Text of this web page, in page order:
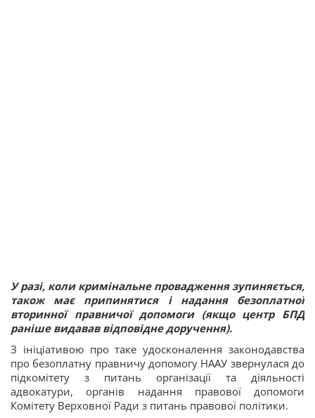
У разі, коли кримінальне провадження зупиняється,
також має припинятися і надання безоплатної
вторинної правничої допомоги (якщо центр БПД
раніше видавав відповідне доручення).
З ініціативою про таке удосконалення законодавства
про безоплатну правничу допомогу НААУ звернулася до
підкомітету з питань організації та діяльності
адвокатури, органів надання правової допомоги
Комітету Верховної Ради з питань правової політики.